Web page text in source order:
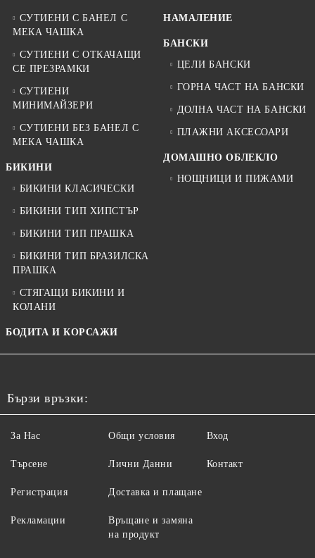
СУТИЕНИ С БАНЕЛ С
МЕКА ЧАШКА
СУТИЕНИ С ОТКАЧАЩИ
СЕ ПРЕЗРАМКИ
СУТИЕНИ
МИНИМАЙЗЕРИ
СУТИЕНИ БЕЗ БАНЕЛ С
МЕКА ЧАШКА
БИКИНИ
БИКИНИ КЛАСИЧЕСКИ
БИКИНИ ТИП ХИПСТЪР
БИКИНИ ТИП ПРАШКА
БИКИНИ ТИП БРАЗИЛСКА
ПРАШКА
СТЯГАЩИ БИКИНИ И
КОЛАНИ
БОДИТА И КОРСАЖИ
НАМАЛЕНИЕ
БАНСКИ
ЦЕЛИ БАНСКИ
ГОРНА ЧАСТ НА БАНСКИ
ДОЛНА ЧАСТ НА БАНСКИ
ПЛАЖНИ АКСЕСОАРИ
ДОМАШНО ОБЛЕКЛО
НОЩНИЦИ И ПИЖАМИ
Бързи връзки:
За Нас
Търсене
Регистрация
Рекламации
Общи условия
Лични Данни
Доставка и плащане
Връщане и замяна
на продукт
Вход
Контакт